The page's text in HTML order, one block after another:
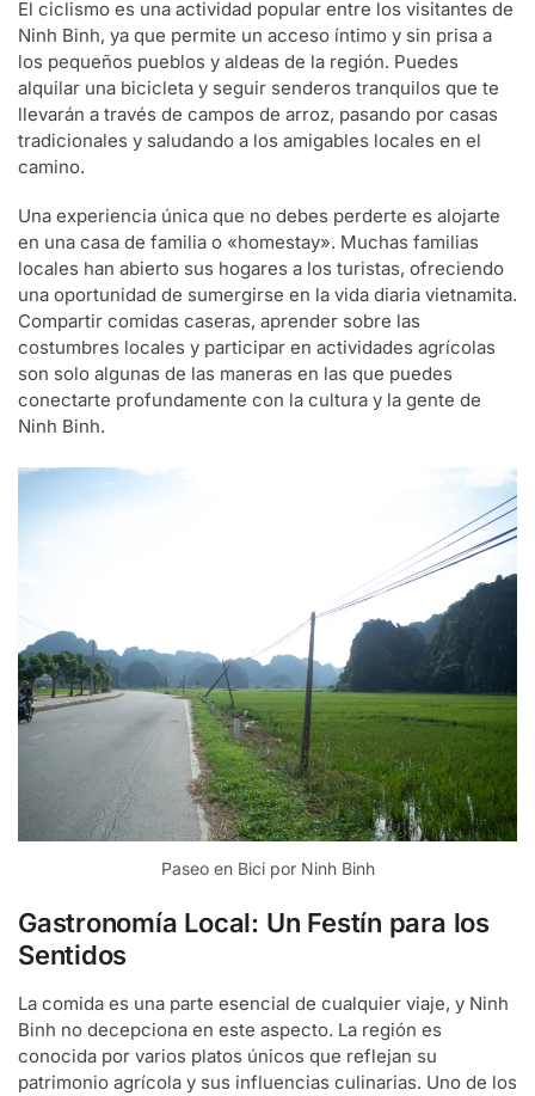
El ciclismo es una actividad popular entre los visitantes de
Ninh Binh, ya que permite un acceso íntimo y sin prisa a
los pequeños pueblos y aldeas de la región. Puedes
alquilar una bicicleta y seguir senderos tranquilos que te
llevarán a través de campos de arroz, pasando por casas
tradicionales y saludando a los amigables locales en el
camino.
Una experiencia única que no debes perderte es alojarte
en una casa de familia o «homestay». Muchas familias
locales han abierto sus hogares a los turistas, ofreciendo
una oportunidad de sumergirse en la vida diaria vietnamita.
Compartir comidas caseras, aprender sobre las
costumbres locales y participar en actividades agrícolas
son solo algunas de las maneras en las que puedes
conectarte profundamente con la cultura y la gente de
Ninh Binh.
Paseo en Bici por Ninh Binh
Gastronomía Local: Un Festín para los
Sentidos
La comida es una parte esencial de cualquier viaje, y Ninh
Binh no decepciona en este aspecto. La región es
conocida por varios platos únicos que reflejan su
patrimonio agrícola y sus influencias culinarias. Uno de los